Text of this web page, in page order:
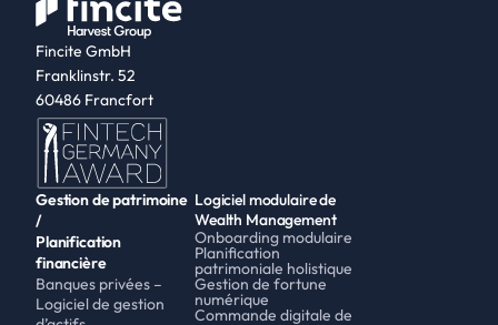
Fincite GmbH
Franklinstr. 52
60486 Francfort
Gestion de patrimoine
/
Planification
financière
Banques privées –
Logiciel de gestion
Logiciel modulaire de
Wealth Management
Onboarding modulaire
Planification
patrimoniale holistique
Gestion de fortune
numérique
Commande digitale de